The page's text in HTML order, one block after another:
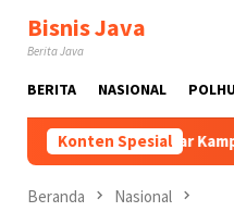
Bisnis Java
Berita Java
BERITA NASIONAL
Konten Spesial
Tak Sekadar Kampung Biasa!
Beranda Nasional